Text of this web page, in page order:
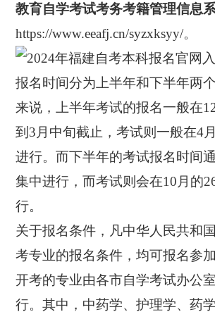
教育自学考试考务考籍管理信息
https://www.eeafj.cn/syzxksyy/。
报名时间分为上半年和下半年两
来说，上半年考试的报名一般在
到3月中旬截止，考试则一般在4
进行。而下半年的考试报名时间
集中进行，而考试则会在10月的
行。
关于报名条件，凡中华人民共和
考专业的报名条件，均可报名参
开考的专业由各市自学考试办公
行。其中，中药学、护理学、药